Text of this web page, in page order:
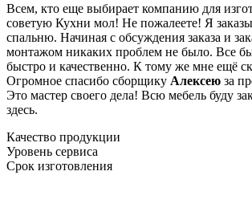
Всем, кто еще выбирает компанию для
советую Кухни мол! Не пожалеете! Я
спальню. Начиная с обсуждения заказа и
монтажом никаких проблем не было. Все
быстро и качественно. К тому же мне ещё
Огромное спасибо сборщику Алексею за
Это мастер своего дела! Всю мебель буду
здесь.
Качество продукции
Уровень сервиса
Срок изготовления